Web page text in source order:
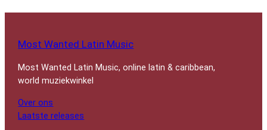
Most Wanted Latin Music
Most Wanted Latin Music, online latin & caribbean,
world muziekwinkel
Over ons
Laatste releases